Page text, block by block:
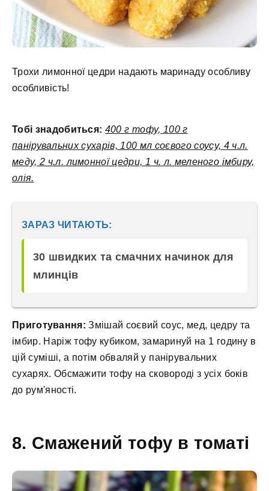
Трохи лимонної цедри надають маринаду особливу
особливість!
Тобі знадобиться: 400 г тофу, 100 г
панірувальних сухарів, 100 мл соєвого соусу, 4 ч.л.
меду, 2 ч.л. лимонної цедри, 1 ч. л. меленого імбиру,
олія.
ЗАРАЗ ЧИТАЮТЬ:
30 швидких та смачних начинок для
млинців
Приготування: Змішай соєвий соус, мед, цедру та
імбир. Наріж тофу кубиком, замаринуй на 1 годину в
цій суміші, а потім обваляй у панірувальних
сухарях. Обсмажити тофу на сковороді з усіх боків
до рум'яності.
8. Смажений тофу в томаті